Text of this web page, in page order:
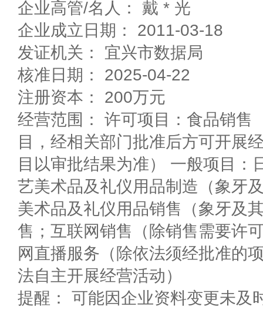
企业高管/名人： 戴 * 光
企业成立日期： 2011-03-18
发证机关： 宜兴市数据局
核准日期： 2025-04-22
注册资本： 200万元
经营范围： 许可项目：食品销售
目，经相关部门批准后方可开展
目以审批结果为准） 一般项目：
艺美术品及礼仪用品制造（象牙
美术品及礼仪用品销售（象牙及
售；互联网销售（除销售需要许
网直播服务（除依法须经批准的
法自主开展经营活动）
提醒： 可能因企业资料变更未及